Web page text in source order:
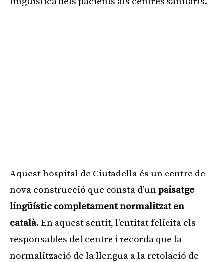
Aquest hospital de Ciutadella és un centre de
nova construcció que consta d’unpaisatge
lingüístic completament normalitzat en
català. En aquest sentit, l’entitat felicita els
responsables del centre i recorda que la
normalització de la llengua a la retolació de